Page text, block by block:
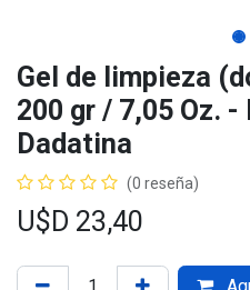
Gel de limpieza
200 gr / 7,05 Oz. -
Dadatina
(0 reseña)
U$D 23,40